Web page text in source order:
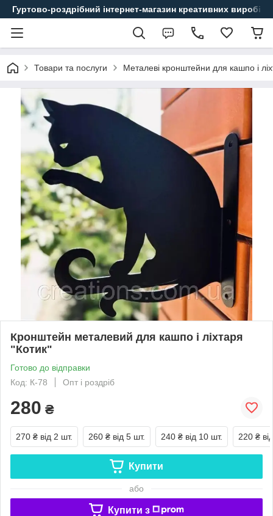
Гуртово-роздрібний інтернет-магазин креативних виробів
Товари та послуги Металеві кронштейни для кашпо і
Кронштейн металевий для кашпо і ліхтаря
"Котик"
Готово до відправки
Код: К-78
Опт і роздріб
280 ₴
270 ₴ від 2 шт. 260 ₴ від 5 шт. 240 ₴ від 10 шт. 220 ₴
Купити
або
Купити з